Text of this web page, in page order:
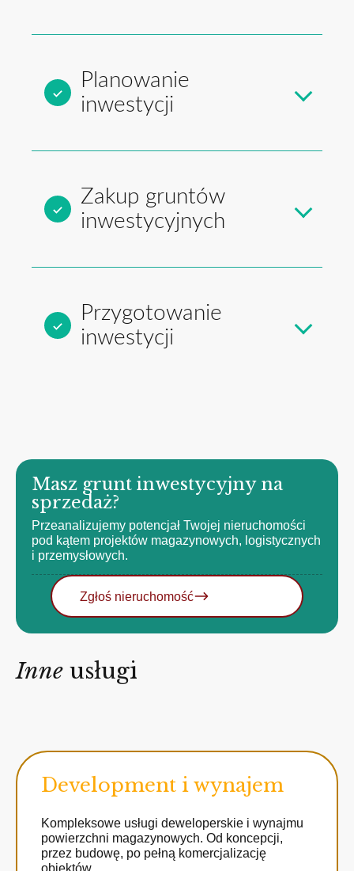
Planowanie
inwestycji
Zakup gruntów
inwestycyjnych
Przygotowanie
inwestycji
Masz grunt inwestycyjny na
sprzedaż?
Przeanalizujemy potencjał Twojej nieruchomości
pod kątem projektów magazynowych, logistycznych
i przemysłowych.
Zgłoś nieruchomość
Inne usługi
Development i wynajem
Kompleksowe usługi deweloperskie i wynajmu
powierzchni magazynowych. Od koncepcji,
przez budowę, po pełną komercjalizację
obiektów.